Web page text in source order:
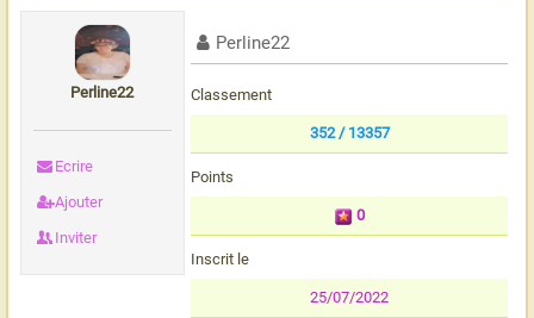
Perline22
Ecrire
Ajouter
Inviter
Perline22
Classement
352 / 13357
Points
0
Inscrit le
25/07/2022